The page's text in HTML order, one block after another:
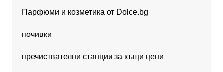
Парфюми и козметика от Dolce.bg
почивки
пречиствателни станции за къщи цени